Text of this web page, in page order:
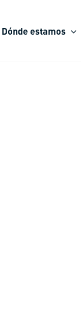
Dónde estamos